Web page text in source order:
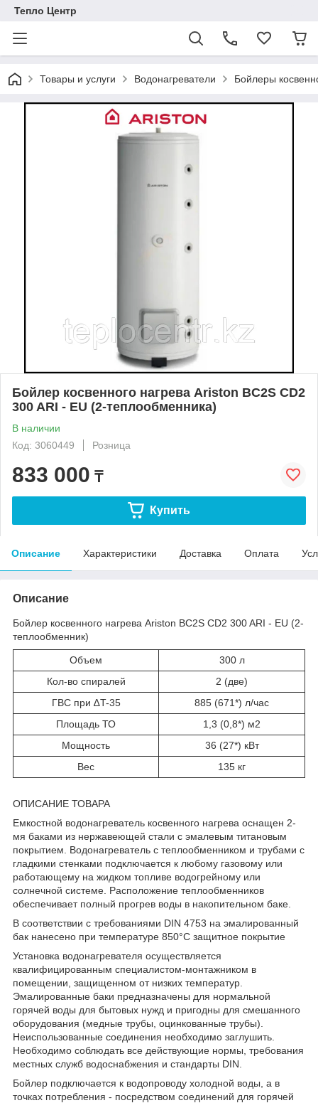
Тепло Центр
Товары и услуги Водонагреватели Бойлеры
Бойлер косвенного нагрева Ariston BC2S CD2
300 ARI - EU (2-теплообменника)
В наличии
Код: 3060449
Розница
833 000 ₸
Купить
Описание Характеристики Доставка Оплата
Описание
Бойлер косвенного нагрева Ariston BC2S CD2 300 ARI - EU (2-
теплообменник)
Объем
300 л
Кол-во спиралей
2 (две)
ГВС при ∆T-35
885 (671*) л/час
Площадь ТО
1,3 (0,8*) м2
Мощность
36 (27*) кВт
Вес
135 кг
ОПИСАНИЕ ТОВАРА
Емкостной водонагреватель косвенного нагрева оснащен 2-
мя баками из нержавеющей стали с эмалевым титановым
покрытием. Водонагреватель с теплообменником и трубами с
гладкими стенками подключается к любому газовому или
работающему на жидком топливе водогрейному или
солнечной системе. Расположение теплообменников
обеспечивает полный прогрев воды в накопительном баке.
В соответствии с требованиями DIN 4753 на эмалированный
бак нанесено при температуре 850°C защитное покрытие
Установка водонагревателя осуществляется
квалифицированным специалистом-монтажником в
помещении, защищенном от низких температур.
Эмалированные баки предназначены для нормальной
горячей воды для бытовых нужд и пригодны для смешанного
оборудования (медные трубы, оцинкованные трубы).
Неиспользованные соединения необходимо заглушить.
Необходимо соблюдать все действующие нормы, требования
местных служб водоснабжения и стандарты DIN.
Бойлер подключается к водопроводу холодной воды, а в
точках потребления - посредством соединений для горячей